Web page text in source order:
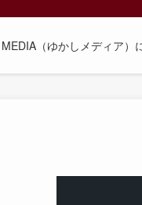
（ゆかしメディア）